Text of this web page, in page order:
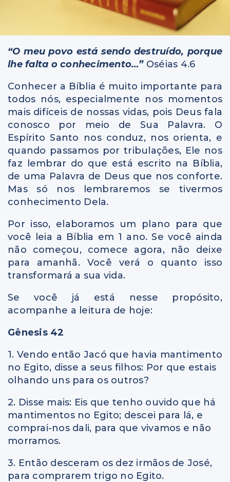
“O meu povo está sendo destruído, porque
lhe falta o conhecimento…”Oséias 4.6
Conhecer a Bíblia é muito importante para
todos nós, especialmente nos momentos
mais difíceis de nossas vidas, pois Deus fala
conosco por meio de Sua Palavra. O
Espírito Santo nos conduz, nos orienta, e
quando passamos por tribulações, Ele nos
faz lembrar do que está escrito na Bíblia,
de uma Palavra de Deus que nos conforte.
Mas só nos lembraremos se tivermos
conhecimento Dela.
Por isso, elaboramos um plano para que
você leia a Bíblia em 1 ano. Se você ainda
não começou, comece agora, não deixe
para amanhã. Você verá o quanto isso
transformará a sua vida.
Se você já está nesse propósito,
acompanhe a leitura de hoje:
Gênesis 42
1. Vendo então Jacó que havia mantimento
no Egito, disse a seus filhos: Por que estais
olhando uns para os outros?
2. Disse mais: Eis que tenho ouvido que há
mantimentos no Egito; descei para lá, e
comprai-nos dali, para que vivamos e não
morramos.
3. Então desceram os dez irmãos de José,
para comprarem trigo no Egito.